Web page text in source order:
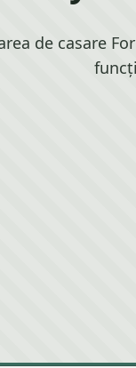
de casare